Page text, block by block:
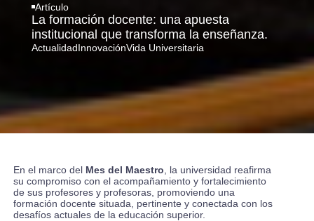
Artículo
La formación docente: una apuesta
institucional que transforma la enseñanza.
ActualidadInnovaciónVida Universitaria
En el marco del Mes del Maestro , la universidad reafirma
su compromiso con el acompañamiento y fortalecimiento
de sus profesores y profesoras, promoviendo una
formación docente situada, pertinente y conectada con los
desafíos actuales de la educación superior.